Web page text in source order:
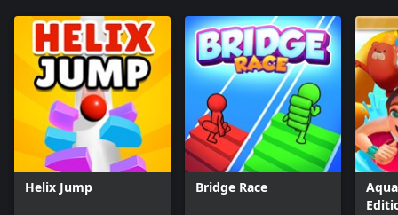
Helix Jump Bridge Race